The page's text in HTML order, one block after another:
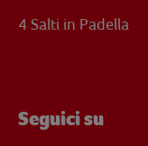
4 Salti in Padella
Seguici su